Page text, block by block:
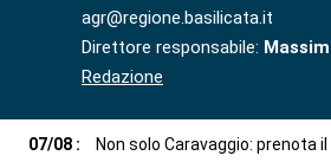
agr@regione.basilicata.it
Direttore responsabile:
Redazione
07/08 : Non solo Caravaggio: prenota